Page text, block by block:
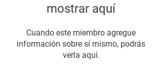
mostrar aquí
Cuando este miembro agregue
información sobre sí mismo, podrás
verla aquí.